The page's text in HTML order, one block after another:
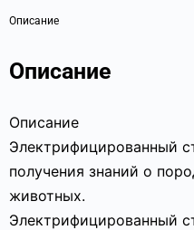
Описание
Описание
Описание
Электрифицированный
получения знаний о
животных.
Электрифицированный